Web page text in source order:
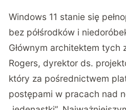
Windows 11 stanie się
bez półśrodków i
Głównym architektem tych
Rogers, dyrektor ds.
który za pośrednictwem
postępami w pracach nad